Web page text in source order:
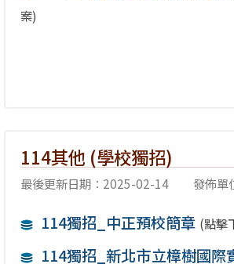
案)
114其他 (學校獨招)
最後更新日期：2025-02-14 發佈單
114獨招_中正預校簡章 (點擊
114獨招_新北市立樟樹國際